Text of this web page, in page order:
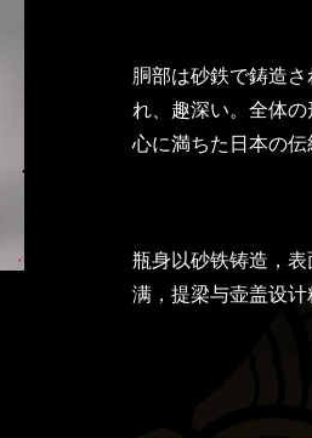
胴部は砂鉄で鋳造
れ、趣深い。全体
心に満ちた日本の伝
瓶身以砂铁铸造，
满，提梁与壶盖设计